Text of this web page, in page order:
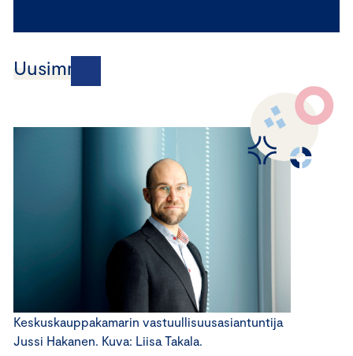
Uusimmat
Keskuskauppakamarin vastuullisuusasiantuntija
Jussi Hakanen. Kuva: Liisa Takala.